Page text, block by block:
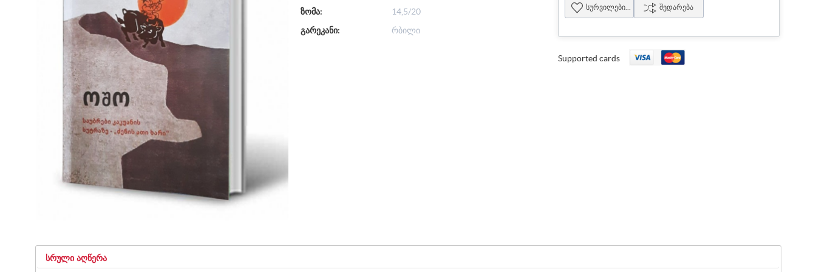
ზომა:
14,5/20
გარეკანი:
რბილი
სურვილების სია შედარება
Supported cards
ᲡᲠᲣᲚᲘ ᲐᲦᲬᲔᲠᲐ